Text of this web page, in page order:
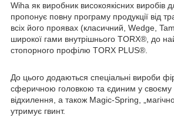
Wiha як виробник високоякісних виробів
пропонує повну програму продукції від
всіх його проявах (класичний, Wedge,
широкої гами внутрішнього TORX®, до
стопорного профілю TORX PLUS®.
До цього додаються спеціальні вироби
сферичною головкою та єдиним у своєму
відхилення, а також Magic-Spring,
утримує гвинт.